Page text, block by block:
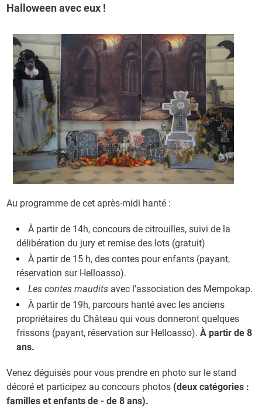
Halloween avec eux !
Au programme de cet après-midi hanté :
À partir de 14h, concours de citrouilles, suivi de la
délibération du jury et remise des lots (gratuit)
À partir de 15 h, des contes pour enfants (payant,
réservation sur Helloasso).
Les contes maudits avec l’association des Mempokap.
À partir de 19h, parcours hanté avec les anciens
propriétaires du Château qui vous donneront quelques
frissons (payant, réservation sur Helloasso).À partir de 8
ans.
Venez déguisés pour vous prendre en photo sur le stand
décoré et participez au concours photos (deux catégories :
familles et enfants de - de 8 ans).